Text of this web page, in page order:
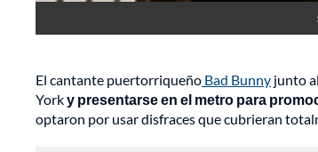
El cantante puertorriqueño Bad Bunny junto
Yorky presentarse en el metro para
optaron por usar disfraces que cubrieran